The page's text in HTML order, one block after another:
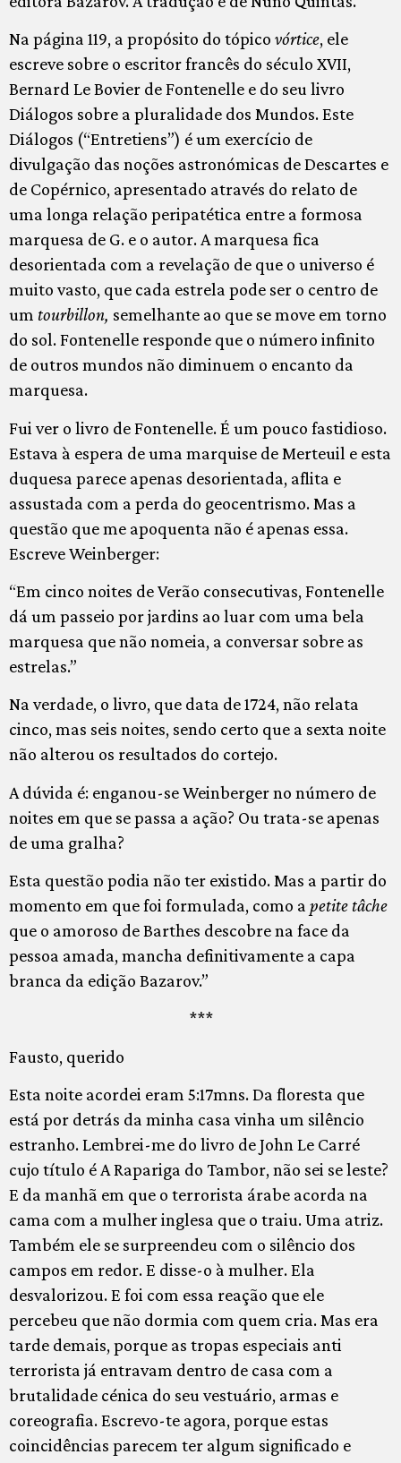
Na página 119, a propósito do tópico vórtice, ele
escreve sobre o escritor francês do século XVII,
Bernard Le Bovier de Fontenelle e do seu livro
Diálogos sobre a pluralidade dos Mundos. Este
Diálogos (“Entretiens”) é um exercício de
divulgação das noções astronómicas de Descartes e
de Copérnico, apresentado através do relato de
uma longa relação peripatética entre a formosa
marquesa de G. e o autor. A marquesa fica
desorientada com a revelação de que o universo é
muito vasto, que cada estrela pode ser o centro de
um tourbillon, semelhante ao que se move em torno
do sol. Fontenelle responde que o número infinito
de outros mundos não diminuem o encanto da
marquesa.
Fui ver o livro de Fontenelle. É um pouco fastidioso.
Estava à espera de uma marquise de Merteuil e esta
duquesa parece apenas desorientada, aflita e
assustada com a perda do geocentrismo. Mas a
questão que me apoquenta não é apenas essa.
Escreve Weinberger:
“Em cinco noites de Verão consecutivas, Fontenelle
dá um passeio por jardins ao luar com uma bela
marquesa que não nomeia, a conversar sobre as
estrelas.”
Na verdade, o livro, que data de 1724, não relata
cinco, mas seis noites, sendo certo que a sexta noite
não alterou os resultados do cortejo.
A dúvida é: enganou-se Weinberger no número de
noites em que se passa a ação? Ou trata-se apenas
de uma gralha?
Esta questão podia não ter existido. Mas a partir do
momento em que foi formulada, como a petite tâche
que o amoroso de Barthes descobre na face da
pessoa amada, mancha definitivamente a capa
branca da edição Bazarov.”
***
Fausto, querido
Esta noite acordei eram 5:17mns. Da floresta que
está por detrás da minha casa vinha um silêncio
estranho. Lembrei-me do livro de John Le Carré
cujo título é A Rapariga do Tambor, não sei se leste?
E da manhã em que o terrorista árabe acorda na
cama com a mulher inglesa que o traiu. Uma atriz.
Também ele se surpreendeu com o silêncio dos
campos em redor. E disse-o à mulher. Ela
desvalorizou. E foi com essa reação que ele
percebeu que não dormia com quem cria. Mas era
tarde demais, porque as tropas especiais anti
terrorista já entravam dentro de casa com a
brutalidade cénica do seu vestuário, armas e
coreografia. Escrevo-te agora, porque estas
coincidências parecem ter algum significado e